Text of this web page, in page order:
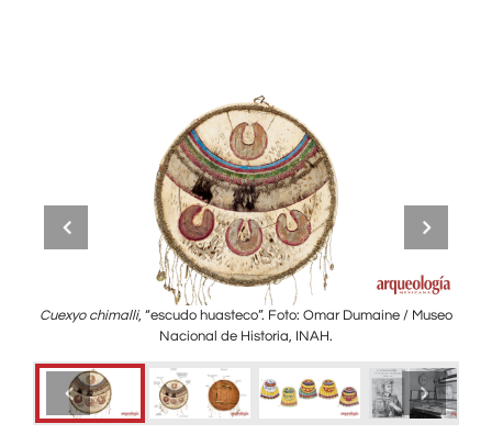
Cuexyo chimalli, “escudo huasteco”. Foto: Omar Dumaine / Museo
Nacional de Historia, INAH.